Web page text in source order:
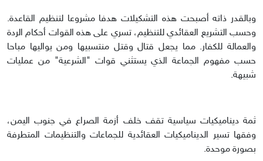
وبالقدر ذاته أصبحت هذه التشكيلات هدفا مشروعا لتنظيم القاعدة.
وحسب التشريع العقائدي للتنظيم، تسري على هذه القوات أحكام الردة
والعمالة للكفار. مما يجعل قتال وقتل منتسبيها ومن يواليها مباحا
حسب مفهوم الجماعة الذي يستثني قوات "الشرعية" من عمليات
شبيهة.
ثمة ديناميكيات سياسية تقف خلف أزمة الصراع في جنوب اليمن،
وفقها تسير الديناميكيات العقائدية للجماعات والتنظيمات المتطرفة
بصورة موحدة.